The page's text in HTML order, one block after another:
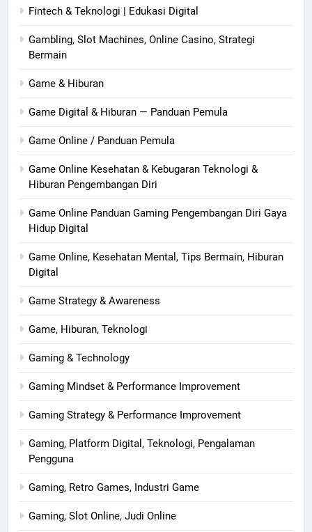
Fintech & Teknologi | Edukasi Digital
Gambling, Slot Machines, Online Casino, Strategi
Bermain
Game & Hiburan
Game Digital & Hiburan — Panduan Pemula
Game Online / Panduan Pemula
Game Online Kesehatan & Kebugaran Teknologi &
Hiburan Pengembangan Diri
Game Online Panduan Gaming Pengembangan Diri Gaya
Hidup Digital
Game Online, Kesehatan Mental, Tips Bermain, Hiburan
Digital
Game Strategy & Awareness
Game, Hiburan, Teknologi
Gaming & Technology
Gaming Mindset & Performance Improvement
Gaming Strategy & Performance Improvement
Gaming, Platform Digital, Teknologi, Pengalaman
Pengguna
Gaming, Retro Games, Industri Game
Gaming, Slot Online, Judi Online